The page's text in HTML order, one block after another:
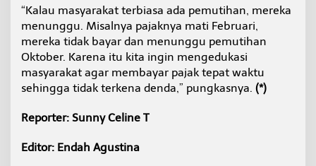
“Kalau masyarakat terbiasa ada pemutihan, mereka
menunggu. Misalnya pajaknya mati Februari,
mereka tidak bayar dan menunggu pemutihan
Oktober. Karena itu kita ingin mengedukasi
masyarakat agar membayar pajak tepat waktu
sehingga tidak terkena denda,” pungkasnya. (*)
Reporter: Sunny Celine T
Editor: Endah Agustina